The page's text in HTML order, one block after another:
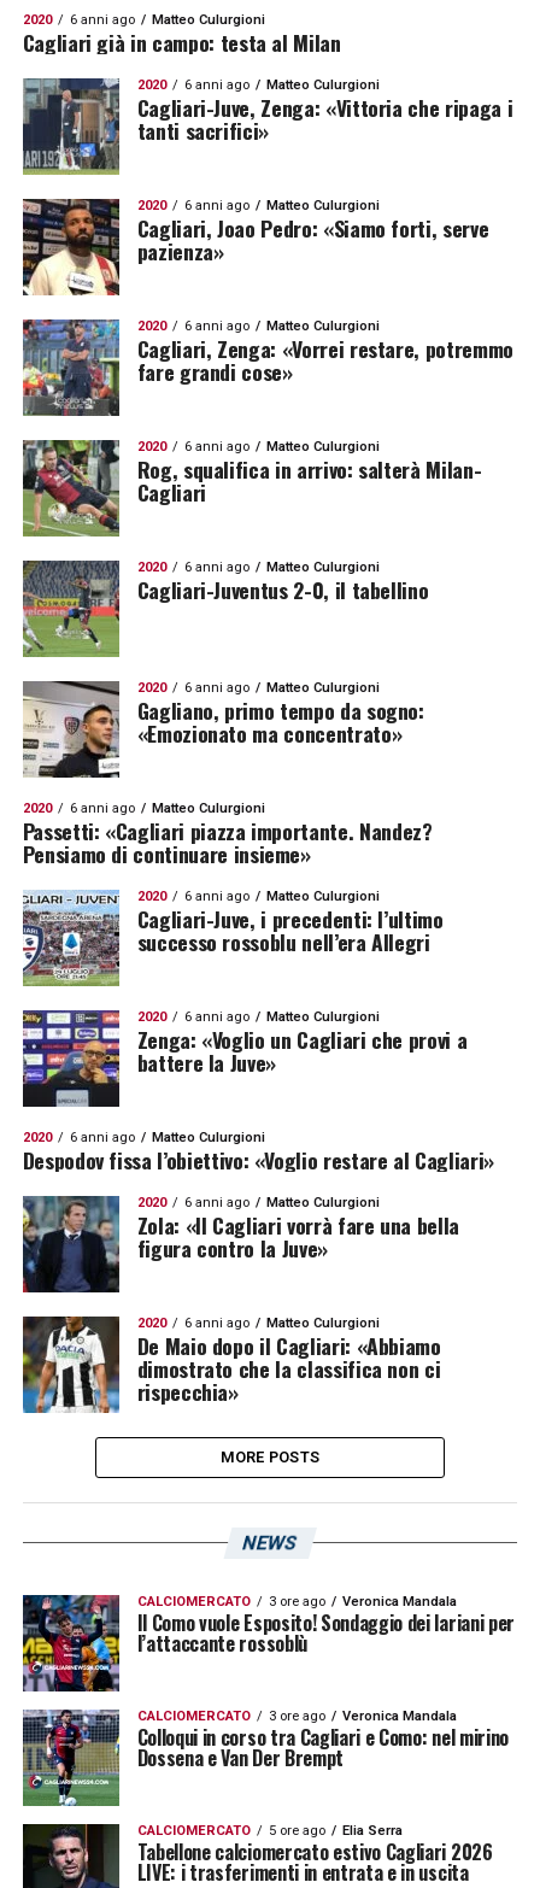
2020 6 anni ago Matteo Culurgioni
Cagliari già in campo: testa al Milan
2020 6 anni ago Matteo Culurgioni
Cagliari-Juve, Zenga: «Vittoria che ripaga i
tanti sacrifici»
2020 6 anni ago Matteo Culurgioni
Cagliari, Joao Pedro: «Siamo forti, serve
pazienza»
2020 6 anni ago Matteo Culurgioni
Cagliari, Zenga: «Vorrei restare, potremmo
fare grandi cose»
2020 6 anni ago Matteo Culurgioni
Rog, squalifica in arrivo: salterà Milan-
Cagliari
2020 6 anni ago Matteo Culurgioni
Cagliari-Juventus 2-0, il tabellino
2020 6 anni ago Matteo Culurgioni
Gagliano, primo tempo da sogno:
«Emozionato ma concentrato»
2020 6 anni ago Matteo Culurgioni
Passetti: «Cagliari piazza importante. Nandez?
Pensiamo di continuare insieme»
2020 6 anni ago Matteo Culurgioni
Cagliari-Juve, i precedenti: l’ultimo
successo rossoblu nell’era Allegri
2020 6 anni ago Matteo Culurgioni
Zenga: «Voglio un Cagliari che provi a
battere la Juve»
2020 6 anni ago Matteo Culurgioni
Despodov fissa l’obiettivo: «Voglio restare al Cagliari»
2020 6 anni ago Matteo Culurgioni
Zola: «Il Cagliari vorrà fare una bella
figura contro la Juve»
2020 6 anni ago Matteo Culurgioni
De Maio dopo il Cagliari: «Abbiamo
dimostrato che la classifica non ci
rispecchia»
MORE POSTS
NEWS
CALCIOMERCATO 3 ore ago Veronica Mandala
Il Como vuole Esposito! Sondaggio dei lariani per
l’attaccante rossoblù
CALCIOMERCATO 3 ore ago Veronica Mandala
Colloqui in corso tra Cagliari e Como: nel mirino
Dossena e Van Der Brempt
CALCIOMERCATO 5 ore ago Elia Serra
Tabellone calciomercato estivo Cagliari 2026
LIVE: i trasferimenti in entrata e in uscita